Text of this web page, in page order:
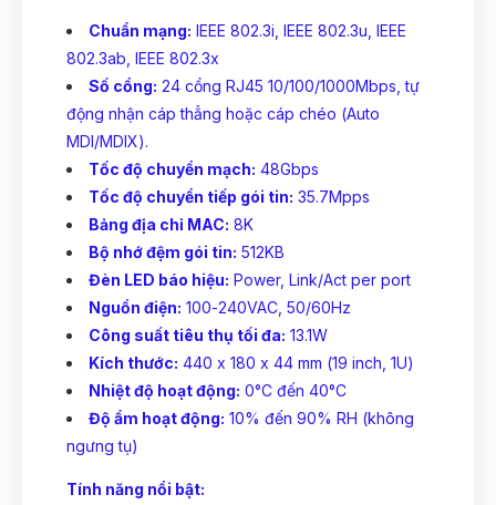
Chuẩn mạng: IEEE 802.3i, IEEE 802.3u, IEEE
802.3ab, IEEE 802.3x
Số cổng: 24 cổng RJ45 10/100/1000Mbps, tự
động nhận cáp thẳng hoặc cáp chéo (Auto
MDI/MDIX).
Tốc độ chuyển mạch: 48Gbps
Tốc độ chuyển tiếp gói tin: 35.7Mpps
Bảng địa chỉ MAC: 8K
Bộ nhớ đệm gói tin: 512KB
Đèn LED báo hiệu: Power, Link/Act per port
Nguồn điện: 100-240VAC, 50/60Hz
Công suất tiêu thụ tối đa: 13.1W
Kích thước: 440 x 180 x 44 mm (19 inch, 1U)
Nhiệt độ hoạt động: 0°C đến 40°C
Độ ẩm hoạt động: 10% đến 90% RH (không
ngưng tụ)
Tính năng nổi bật: